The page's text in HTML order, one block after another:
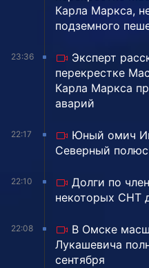
Карла Маркса,
подземного
23:36
Эксперт
перекрестке
Карла Маркса
аварий
22:17
Юный омич
Северный полюс
22:10
Долги по
некоторых СНТ
22:08
В Омске
Лукашевича
сентября